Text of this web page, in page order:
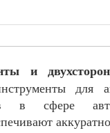
и
для
в сфере